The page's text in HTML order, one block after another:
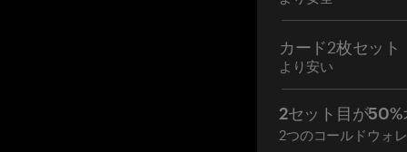
カード2枚セット
より安い
2セット目が50%
2つのコールドウォ